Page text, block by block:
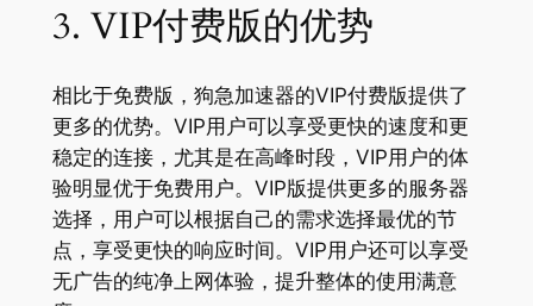
3. VIP付费版的优势
相比于免费版，狗急加速器的VIP付费版提供了
更多的优势。VIP用户可以享受更快的速度和更
稳定的连接，尤其是在高峰时段，VIP用户的体
验明显优于免费用户。VIP版提供更多的服务器
选择，用户可以根据自己的需求选择最优的节
点，享受更快的响应时间。VIP用户还可以享受
无广告的纯净上网体验，提升整体的使用满意